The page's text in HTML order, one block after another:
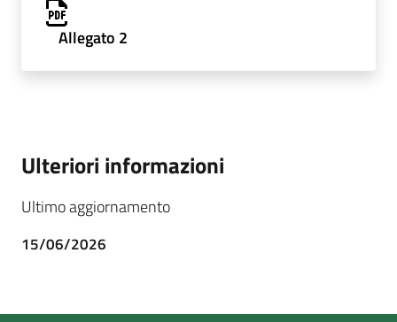
Allegato 2
Ulteriori informazioni
Ultimo aggiornamento
15/06/2026